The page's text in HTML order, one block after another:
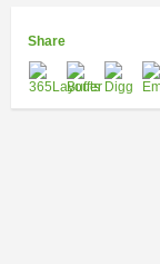
Share